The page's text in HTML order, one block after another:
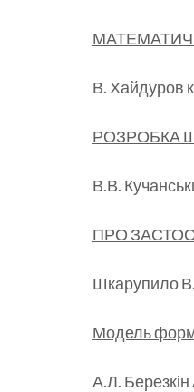
В. Хайдуров
РОЗРОБКА
В.В.
ПРО
Шкарупило
Модель
А.Л.